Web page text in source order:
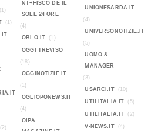
(1)
(1)
(2)
NT+FISCO DE IL
SOLE 24 ORE
(4)
OBLO.IT
(1)
OGGI TREVISO
(18)
OGGINOTIZIE.IT
(1)
OGLIOPONEWS.IT
(4)
OIPA
UNIONESARDA.IT
(4)
UNIVERSONOTIZIE.IT
(5)
UOMO &
MANAGER
(3)
USARCI.IT
(10)
UTILITALIA.IT (5)
UTILITALIA.IT (2)
V-NEWS.IT (4)